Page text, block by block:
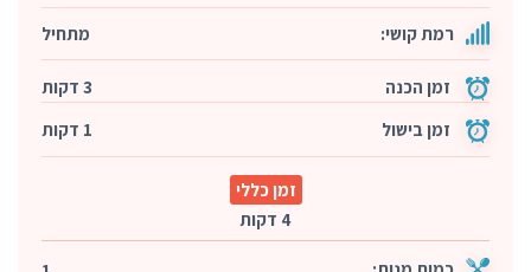
רמת קושי: מתחיל
זמן הכנה
3 דקות
זמן בישול
1 דקות
זמן כללי
4 דקות